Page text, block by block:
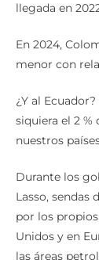
llegada en
En 2024,
menor con
¿Y al
siquiera el 2
nuestros
Durante los
Lasso, sendas
por los
Unidos y en
las áreas